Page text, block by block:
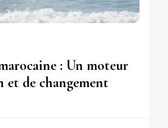
: Un moteur
et de changement